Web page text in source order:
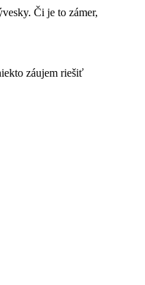
Či je to zámer,
záujem riešiť